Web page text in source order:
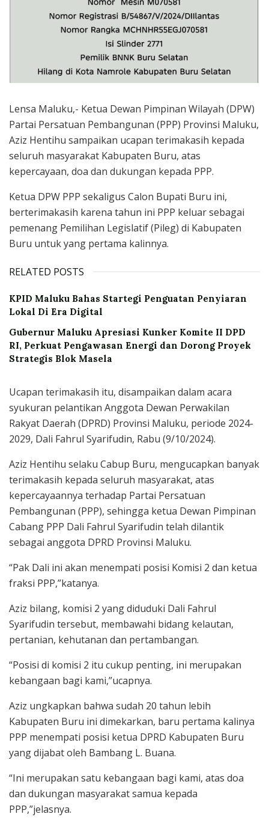
Lensa Maluku,- Ketua Dewan Pimpinan Wilayah (DPW)
Partai Persatuan Pembangunan (PPP) Provinsi Maluku,
Aziz Hentihu sampaikan ucapan terimakasih kepada
seluruh masyarakat Kabupaten Buru, atas
kepercayaan, doa dan dukungan kepada PPP.
Ketua DPW PPP sekaligus Calon Bupati Buru ini,
berterimakasih karena tahun ini PPP keluar sebagai
pemenang Pemilihan Legislatif (Pileg) di Kabupaten
Buru untuk yang pertama kalinnya.
RELATED POSTS
KPID Maluku Bahas Startegi Penguatan Penyiaran
Lokal Di Era Digital
Gubernur Maluku Apresiasi Kunker Komite II DPD
RI, Perkuat Pengawasan Energi dan Dorong Proyek
Strategis Blok Masela
Ucapan terimakasih itu, disampaikan dalam acara
syukuran pelantikan Anggota Dewan Perwakilan
Rakyat Daerah (DPRD) Provinsi Maluku, periode 2024-
2029, Dali Fahrul Syarifudin, Rabu (9/10/2024).
Aziz Hentihu selaku Cabup Buru, mengucapkan banyak
terimakasih kepada seluruh masyarakat, atas
kepercayaannya terhadap Partai Persatuan
Pembangunan (PPP), sehingga ketua Dewan Pimpinan
Cabang PPP Dali Fahrul Syarifudin telah dilantik
sebagai anggota DPRD Provinsi Maluku.
“Pak Dali ini akan menempati posisi Komisi 2 dan ketua
fraksi PPP,”katanya.
Aziz bilang, komisi 2 yang diduduki Dali Fahrul
Syarifudin tersebut, membawahi bidang kelautan,
pertanian, kehutanan dan pertambangan.
“Posisi di komisi 2 itu cukup penting, ini merupakan
kebangaan bagi kami,”ucapnya.
Aziz ungkapkan bahwa sudah 20 tahun lebih
Kabupaten Buru ini dimekarkan, baru pertama kalinya
PPP menempati posisi ketua DPRD Kabupaten Buru
yang dijabat oleh Bambang L. Buana.
“Ini merupakan satu kebangaan bagi kami, atas doa
dan dukungan masyarakat samua kepada
PPP,”jelasnya.